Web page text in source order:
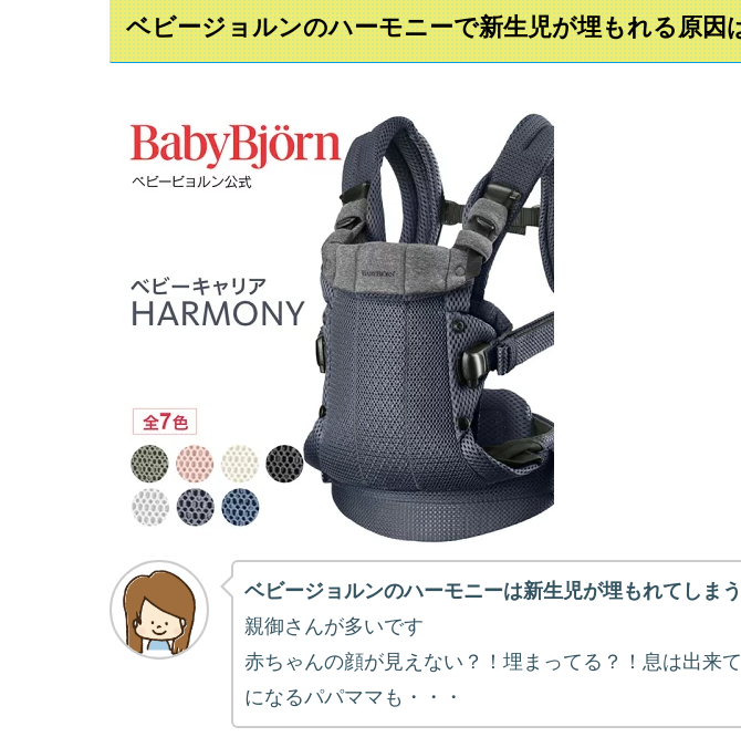
ベビージョルンのハーモニーで新生児が埋もれる原因
ベビージョルンのハーモニーは新生児が埋もれてしまう
親御さんが多いです
赤ちゃんの顔が見えない？！埋まってる？！息は出来
になるパパママも・・・